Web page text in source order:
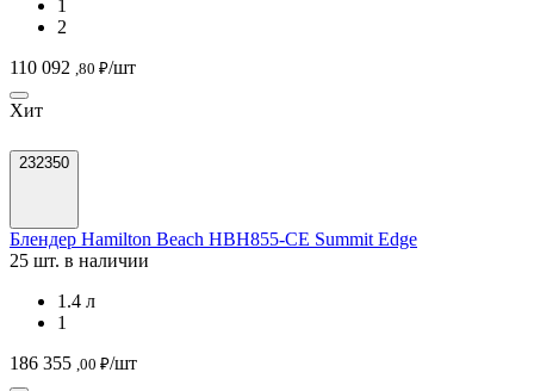
1
2
110 092 ,80 ₽/шт
Хит
232350
Блендер Hamilton Beach HBH855-CE Summit Edge
25 шт. в наличии
1.4 л
1
186 355 ,00 ₽/шт